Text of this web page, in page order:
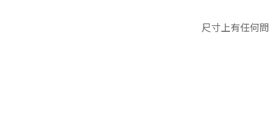
尺寸上有任何